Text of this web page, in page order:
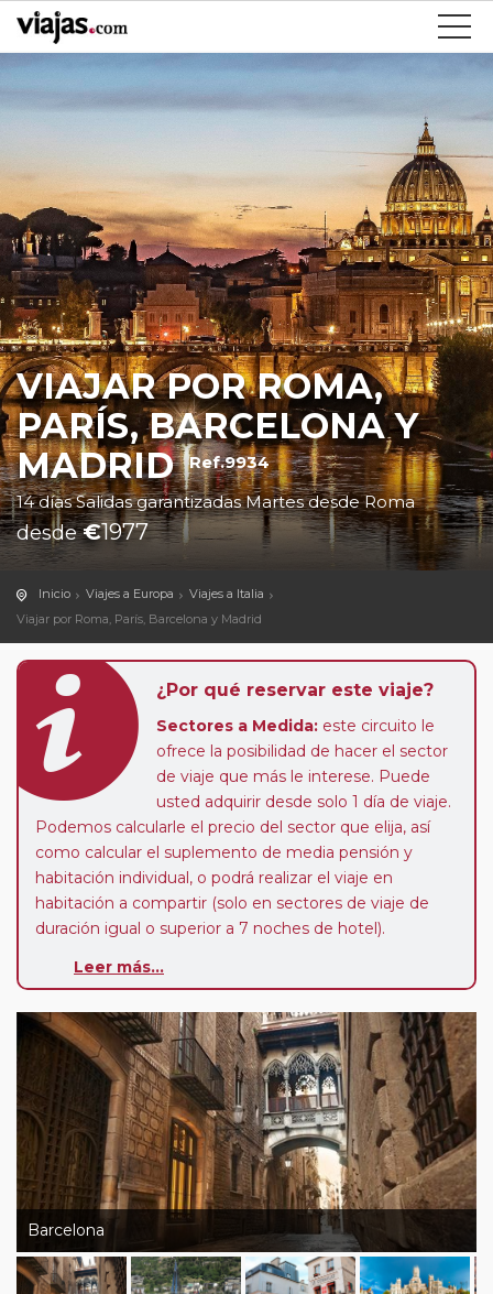
VIAJAR POR ROMA,
PARÍS, BARCELONA Y
MADRID
Ref.9934
14 días Salidas garantizadas Martes desde Roma
desde€1977
Inicio Viajes a Europa
Viajes a Italia
Viajar por Roma, París, Barcelona y Madrid
¿Por qué reservar este viaje?
Sectores a Medida: este circuito le
ofrece la posibilidad de hacer el sector
de viaje que más le interese. Puede
usted adquirir desde solo 1 día de viaje.
Podemos calcularle el precio del sector que elija, así
como calcular el suplemento de media pensión y
habitación individual, o podrá realizar el viaje en
habitación a compartir (solo en sectores de viaje de
duración igual o superior a 7 noches de hotel).
Paradas en Ruta:
su viaje, en la ciudad que desee por período de 1, 3, 4 o
7 noches según circuito y fechas de salida. Es
fundamental que el circuito tenga salida posterior a la
fecha escogida y permita la salida deseada. El
suplemento por parada efectuada es de 40 Euros/52
Dólares por persona. Si la parada se realiza para tomar
otro circuito del mismo proveedor no se abonará este
suplemento.
Leer más...
Barcelona